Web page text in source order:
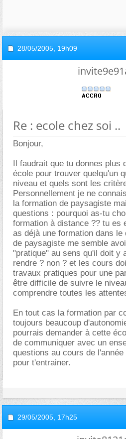
28/05/2005, 19h09
Re : ecole chez soi ..
Bonjour,
Il faudrait que tu donnes plus
école pour trouver quelqu'un
niveau et quels sont les
Personnellement je ne
la formation de paysagiste
questions : pourquoi as-tu
formation à distance ?? tu es
as déjà une formation dans le
de paysagiste me semble
"pratique" au sens qu'il doit y
rendre ? non ? et les cours
travaux pratiques pour une
être difficile de suivre le
comprendre toutes les
En tout cas la formation par
toujours beaucoup
pourrais demander à cette
de communiquer avec un
questions au cours de
pour t'entrainer.
29/05/2005, 17h25